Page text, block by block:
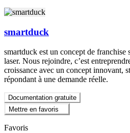
smartduck
smartduck est un concept de franchise
laser. Nous rejoindre, c’est
croissance avec un concept innovant,
répondant à une demande réelle.
Documentation gratuite
Mettre en favoris
Favoris